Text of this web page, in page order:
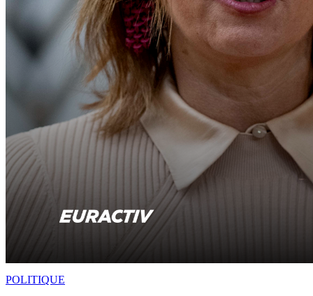
POLITIQUE